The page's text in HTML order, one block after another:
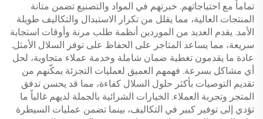
تماماً مع احتياجاتهم. خبرتهم في المواد والتصنيع تضمن متانة
المنتجات العالية، مما يقلل من تكرار الاستبدال والتكاليف طويلة
الأمد. يقدم العديد من الموردين أنظمة طلب مرنة وأوقات استجابة
سريعة، مما يساعد المتاجر على الحفاظ على توفر السلال الأمثل.
عادة ما يقدمون تغطية ضمان شاملة وخدمة عملاء متجاوبة، لحل
أي مشاكل بسرعة. فهمهم العميق لعمليات التجزئة يمكّنهم من
تقديم التوصيات بأكثر حلول السلال كفاءة، مما قد يحسن تدفق
المتجر وتجربة العملاء. الخيارات الشرائية بالجملة لديهم غالباً ما
تؤدي إلى توفير كبير في التكاليف، بينما تضمن عمليات السيطرة